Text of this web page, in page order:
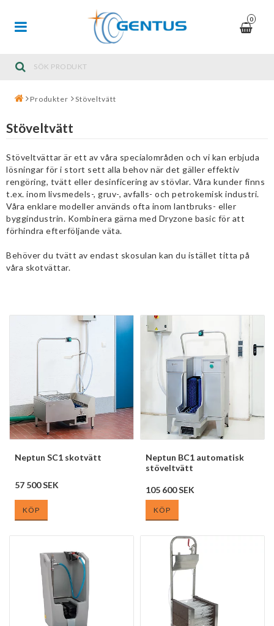
0
Produkter Stöveltvätt
Stöveltvätt
Stöveltvättar är ett av våra specialområden och vi kan erbjuda
lösningar för i stort sett alla behov när det gäller effektiv
rengöring, tvätt eller desinficering av stövlar. Våra kunder finns
t.ex. inom livsmedels-, gruv-, avfalls- och petrokemisk industri.
Våra enklare modeller används ofta inom lantbruks- eller
byggindustrin. Kombinera gärna med Dryzone basic för att
förhindra efterföljande väta.
Behöver du tvätt av endast skosulan kan du istället titta på
våra skotvättar.
Neptun SC1 skotvätt
57 500 SEK
KÖP
Neptun BC1 automatisk
stöveltvätt
105 600 SEK
KÖP